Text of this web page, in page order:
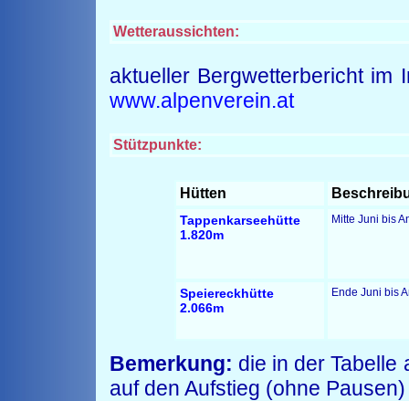
Wetteraussichten:
aktueller Bergwetterbericht im
www.alpenverein.at
Stützpunkte:
Hütten
Tappenkarseehütte
1.820m
Mitte Juni bis
Speiereckhütte
2.066m
Ende Juni bis
Bemerkung: die in der Tabelle
auf den Aufstieg (ohne Pausen)